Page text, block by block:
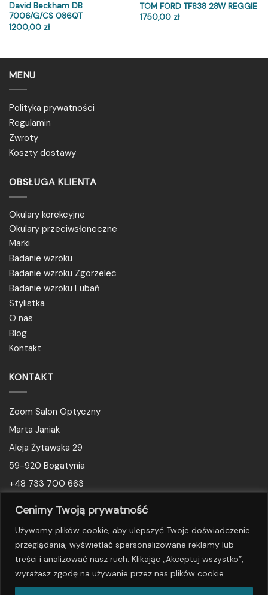
Cenimy Twoją prywatność
Używamy plików cookie, aby ulepszyć Twoje doświadczenie
przeglądania, wyświetlać spersonalizowane reklamy lub
treści i analizować nasz ruch. Klikając „Akceptuj wszystko”,
wyrażasz zgodę na używanie przez nas plików cookie.
David Beckham DB
7006/G/CS 086QT
1200,00 zł
TOM FORD TF838 28W REGGIE
1750,00 zł
MENU
Polityka prywatności
Regulamin
Zwroty
Koszty dostawy
OBSŁUGA KLIENTA
Okulary korekcyjne
Okulary przeciwsłoneczne
Marki
Badanie wzroku
Badanie wzroku Zgorzelec
Badanie wzroku Lubań
Stylistka
O nas
Blog
Kontakt
KONTAKT
Zoom Salon Optyczny
Marta Janiak
Aleja Żytawska 29
59-920 Bogatynia
+48 733 700 663
SOCIAL MEDIA